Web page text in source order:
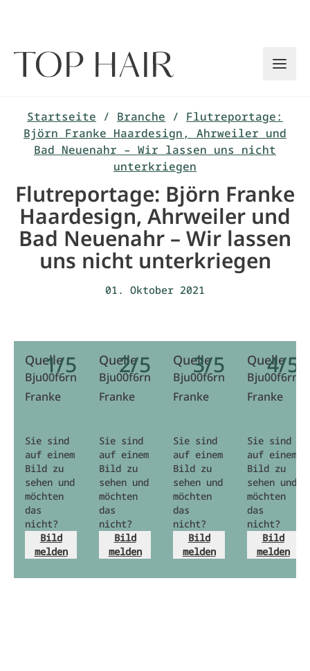
Startseite / Branche / Flutreportage:
Björn Franke Haardesign, Ahrweiler und
Bad Neuenahr – Wir lassen uns nicht
unterkriegen
Flutreportage: Björn Franke
Haardesign, Ahrweiler und
Bad Neuenahr – Wir lassen
uns nicht unterkriegen
01. Oktober 2021
1/5
Quelle
Bju00f6rn
Franke
Sie sind
auf einem
Bild zu
sehen und
möchten
das
nicht?
Bild
melden
2/5
Quelle
Bju00f6rn
Franke
Sie sind
auf einem
Bild zu
sehen und
möchten
das
nicht?
Bild
melden
3/5
Quelle
Bju00f6rn
Franke
Sie sind
auf einem
Bild zu
sehen und
möchten
das
nicht?
Bild
melden
4/5
Quelle
Bju00f6rn
Franke
Sie sind
auf einem
Bild zu
sehen und
möchten
das
nicht?
Bild
melden